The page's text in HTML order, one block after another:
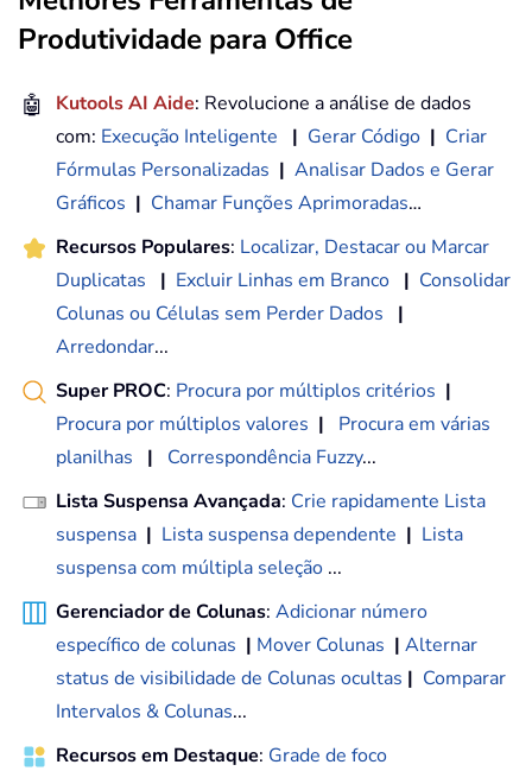
Produtividade para Office
🤖 Kutools AI Aide: Revolucione a análise de dados
com: Execução Inteligente | Gerar Código | Criar
Fórmulas Personalizadas | Analisar Dados e Gerar
Gráficos | Chamar Funções Aprimoradas…
Recursos Populares: Localizar, Destacar ou Marcar
Duplicatas
| Excluir Linhas em Branco | Consolidar
Colunas ou Células sem Perder Dados
|
Arredondar...
Super PROC: Procura por múltiplos critérios |
Procura por múltiplos valores |
Procura em várias
planilhas
| Correspondência Fuzzy...
Lista Suspensa Avançada: Crie rapidamente Lista
suspensa | Lista suspensa dependente | Lista
suspensa com múltipla seleção ...
Gerenciador de Colunas: Adicionar número
específico de colunas | Mover Colunas | Alternar
status de visibilidade de Colunas ocultas | Comparar
Intervalos & Colunas...
Recursos em Destaque: Grade de foco